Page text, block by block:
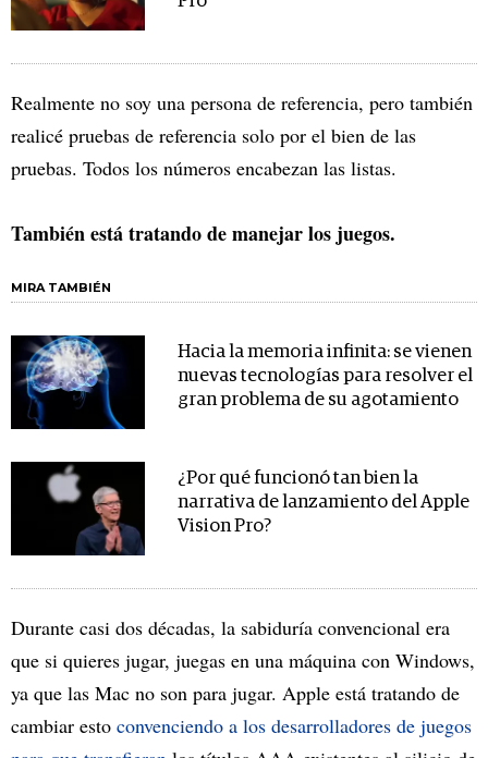
Realmente no soy una persona de referencia, pero también
realicé pruebas de referencia solo por el bien de las
pruebas. Todos los números encabezan las listas.
También está tratando de manejar los juegos.
MIRA TAMBIÉN
Hacia la memoria infinita: se vienen
nuevas tecnologías para resolver el
gran problema de su agotamiento
¿Por qué funcionó tan bien la
narrativa de lanzamiento del Apple
Vision Pro?
Durante casi dos décadas, la sabiduría convencional era
que si quieres jugar, juegas en una máquina con Windows,
ya que las Mac no son para jugar. Apple está tratando de
cambiar esto convenciendo a los desarrolladores de juegos